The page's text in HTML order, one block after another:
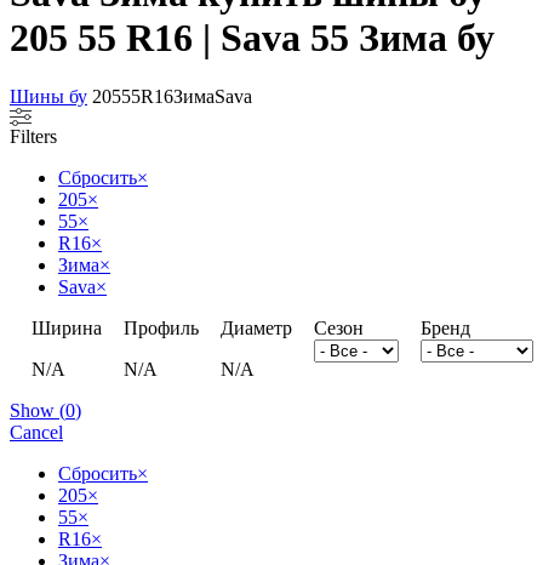
205 55 R16 | Sava 55 Зима бу
Шины бу 20555R16ЗимаSava
Filters
Сбросить×
205×
55×
R16×
Зима×
Sava×
Ширина
N/A
Профиль
N/A
Диаметр
N/A
Сезон Бренд
Show (0)
Cancel
Сбросить×
205×
55×
R16×
Зима×